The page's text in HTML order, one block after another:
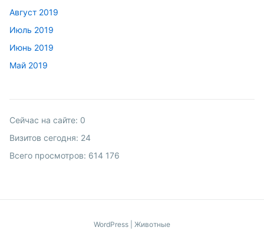
Август 2019
Июль 2019
Июнь 2019
Май 2019
Сейчас на сайте: 0
Визитов сегодня: 24
Всего просмотров: 614 176
WordPress Животные